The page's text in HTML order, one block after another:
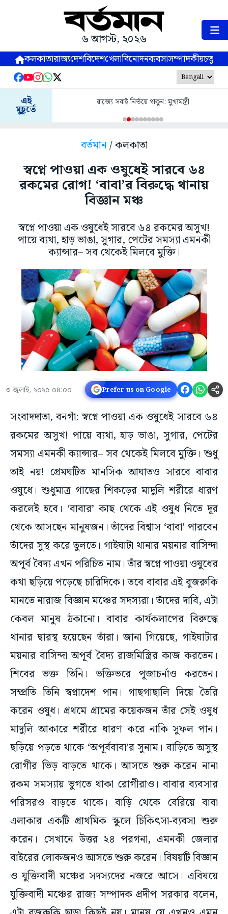
৬ আগস্ট, ২০২৬
কলকাতারাজ্যদেশবিদেশখেলাবিনোদনব্যবসাসম্পাদকীয়
এই
মুহূর্তে
রাজ্যে সবাই নির্ভয়ে থাকুন: মুখ্যমন্ত্রী
বর্তমান/ কলকাতা
স্বপ্নে পাওয়া এক ওষুধেই সারবে ৬৪
রকমের রোগ! ‘বাবা’র বিরুদ্ধে থানায়
বিজ্ঞান মঞ্চ
স্বপ্নে পাওয়া এক ওষুধেই সারবে ৬৪ রকমের অসুখ!
পায়ে ব্যথা, হাড় ভাঙা, সুগার, পেটের সমস্যা এমনকী
ক্যান্সার– সব থেকেই মিলবে মুক্তি।
৩ জুলাই, ২০২৫ ০৪:০০ Prefer us on Google
সংবাদদাতা, বনগাঁ: স্বপ্নে পাওয়া এক ওষুধেই সারবে ৬৪
রকমের অসুখ! পায়ে ব্যথা, হাড় ভাঙা, সুগার, পেটের
সমস্যা এমনকী ক্যান্সার– সব থেকেই মিলবে মুক্তি। শুধু
তাই নয়! প্রেমঘটিত মানসিক আঘাতও সারবে বাবার
ওষুধে। শুধুমাত্র গাছের শিকড়ের মাদুলি শরীরে ধারণ
করলেই হবে। ‘বাবার’ কাছ থেকে এই ওষুধ নিতে দূর
থেকে আসছেন মানুষজন। তাঁদের বিশ্বাস ‘বাবা’ পারবেন
তাঁদের সুস্থ করে তুলতে। গাইঘাটা থানার ময়নার বাসিন্দা
অপূর্ব বৈদ্য এখন পরিচিত নাম। তাঁর স্বপ্নে পাওয়া ওষুধের
কথা ছড়িয়ে পড়েছে চারিদিকে। তবে বাবার এই বুজরুকি
মানতে নারাজ বিজ্ঞান মঞ্চের সদস্যরা। তাঁদের দাবি, এটা
কেবল মানুষ ঠকানো। বাবার কার্যকলাপের বিরুদ্ধে
থানার দ্বারস্থ হয়েছেন তাঁরা। জানা গিয়েছে, গাইঘাটার
ময়নার বাসিন্দা অপূর্ব বৈদ্য রাজমিস্ত্রির কাজ করতেন।
শিবের ভক্ত তিনি। ভক্তিভরে পূজাচর্নাও করতেন।
সম্প্রতি তিনি স্বপ্নাদেশ পান। গাছগাছালি দিয়ে তৈরি
করেন ওষুধ। প্রথমে গ্রামের কয়েকজন তাঁর সেই ওষুধ
মাদুলি আকারে শরীরে ধারণ করে নাকি সুফল পান।
ছড়িয়ে পড়তে থাকে ‘অপূর্ববাবা’র সুনাম। বাড়িতে অসুস্থ
রোগীর ভিড় বাড়তে থাকে। আসতে শুরু করেন নানা
রকম সমস্যায় ভুগতে থাকা রোগীরাও। বাবার ব্যবসার
পরিসরও বাড়তে থাকে। বাড়ি থেকে বেরিয়ে বাবা
এলাকার একটি প্রাথমিক স্কুলে চিকিৎসা-ব্যবসা শুরু
করেন। সেখানে উত্তর ২৪ পরগনা, এমনকী জেলার
বাইরের লোকজনও আসতে শুরু করেন। বিষয়টি বিজ্ঞান
ও যুক্তিবাদী মঞ্চের সদস্যদের নজরে আসে। এবিষয়ে
যুক্তিবাদী মঞ্চের রাজ্য সম্পাদক প্রদীপ সরকার বলেন,